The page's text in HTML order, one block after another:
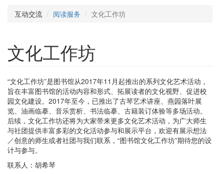
互动交流 阅读服务 文化工作坊
文化工作坊
“文化工作坊”是图书馆从2017年11月起推出的系列文化艺术活动，
旨在丰富图书馆的活动内容和形式、拓展读者的文化视野、促进校
园文化建设。2017年至今，已推出了古琴艺术讲座、燕园落叶展
览、油画临摹、音乐赏析、书法临摹、古籍装订体验等多场活动。
后续，文化工作坊还将为大家带来更多文化艺术活动，为广大师生
与社团提供丰富多彩的文化活动参与和展示平台，欢迎有展示想法
／创意的师生或者社团与我们联系，“图书馆文化工作坊”期待您的设
计与参与。
联系人：胡希琴